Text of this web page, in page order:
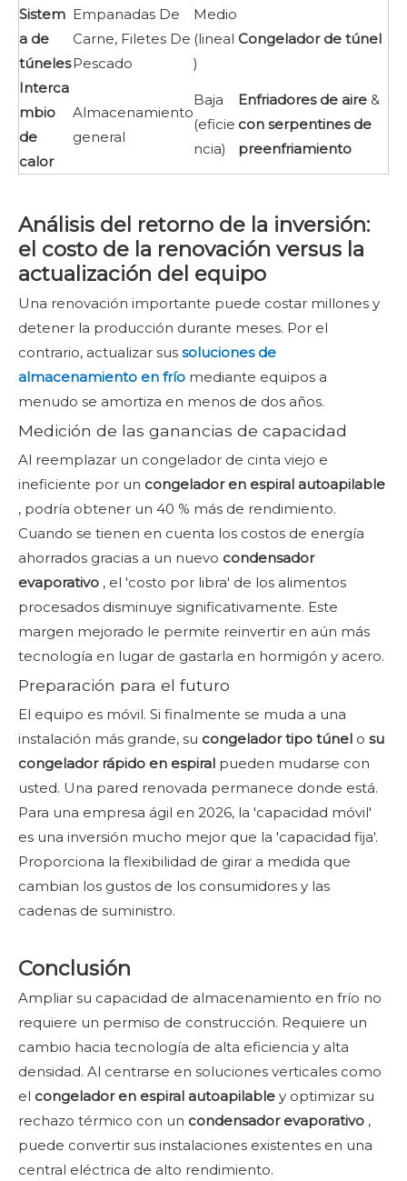
Sistem
a de
túneles
Empanadas De
Carne, Filetes De
Pescado
Medio
(lineal
)
Congelador de túnel
Interca
mbio
de
calor
Almacenamiento
general
Baja
(eficie
ncia)
Enfriadores de aire &
con serpentines de
preenfriamiento
Análisis del retorno de la inversión:
el costo de la renovación versus la
actualización del equipo
Una renovación importante puede costar millones y
detener la producción durante meses. Por el
contrario, actualizar sus soluciones de
almacenamiento en frío mediante equipos a
menudo se amortiza en menos de dos años.
Medición de las ganancias de capacidad
Al reemplazar un congelador de cinta viejo e
ineficiente por un congelador en espiral autoapilable
, podría obtener un 40 % más de rendimiento.
Cuando se tienen en cuenta los costos de energía
ahorrados gracias a un nuevo condensador
evaporativo , el 'costo por libra' de los alimentos
procesados ​​disminuye significativamente. Este
margen mejorado le permite reinvertir en aún más
tecnología en lugar de gastarla en hormigón y acero.
Preparación para el futuro
El equipo es móvil. Si finalmente se muda a una
instalación más grande, su congelador tipo túnel o su
congelador rápido en espiral pueden mudarse con
usted. Una pared renovada permanece donde está.
Para una empresa ágil en 2026, la 'capacidad móvil'
es una inversión mucho mejor que la 'capacidad fija'.
Proporciona la flexibilidad de girar a medida que
cambian los gustos de los consumidores y las
cadenas de suministro.
Conclusión
Ampliar su capacidad de almacenamiento en frío no
requiere un permiso de construcción. Requiere un
cambio hacia tecnología de alta eficiencia y alta
densidad. Al centrarse en soluciones verticales como
el congelador en espiral autoapilable y optimizar su
rechazo térmico con un condensador evaporativo ,
puede convertir sus instalaciones existentes en una
central eléctrica de alto rendimiento.